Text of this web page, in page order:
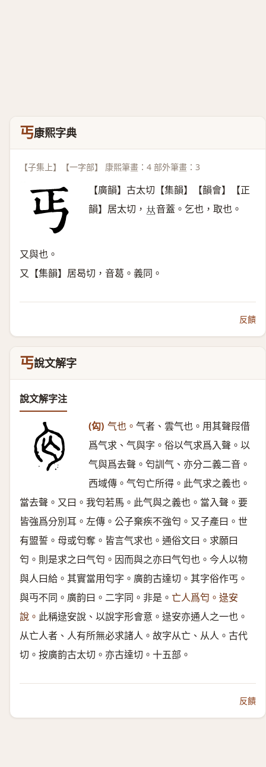
丐康熙字典
【子集上】【一字部】 康熙筆畫：4 部外筆畫：3
【廣韻】古太切【集韻】【韻會】【正
韻】居太切， 𠀤音蓋。乞也，取也。
又與也。
又【集韻】居曷切，音葛。義同。
反饋
丐說文解字
說文解字注
(匃) 气也。 气者、雲气也。用其聲叚借
爲气求、气與字。俗以气求爲入聲。以
气與爲去聲。匄訓气、亦分二義二音。
西域傳。气匄亡所得。此气求之義也。
當去聲。又曰。我匄若馬。此气與之義也。當入聲。要
皆強爲分別耳。左傳。公子棄疾不強匄。又子產曰。世
有盟誓。母或匄奪。皆言气求也。通俗文曰。求願曰
匄。則是求之曰气匄。因而與之亦曰气匄也。今人以物
與人曰給。其實當用匄字。廣韵古達切。其字俗作丐。
與丏不同。廣韵曰。二字同。非是。 亡人爲匄。逯安
說。 此稱逯安說、以說字形會意。逯安亦通人之一也。
从亡人者、人有所無必求諸人。故字从亡、从人。古代
切。按廣韵古太切。亦古達切。十五部。
反饋